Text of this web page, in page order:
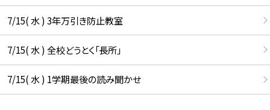
7/15( 水 ) 3年万引き防止教室
7/15( 水 ) 全校どうとく「長所」
7/15( 水 ) 1学期最後の読み聞かせ